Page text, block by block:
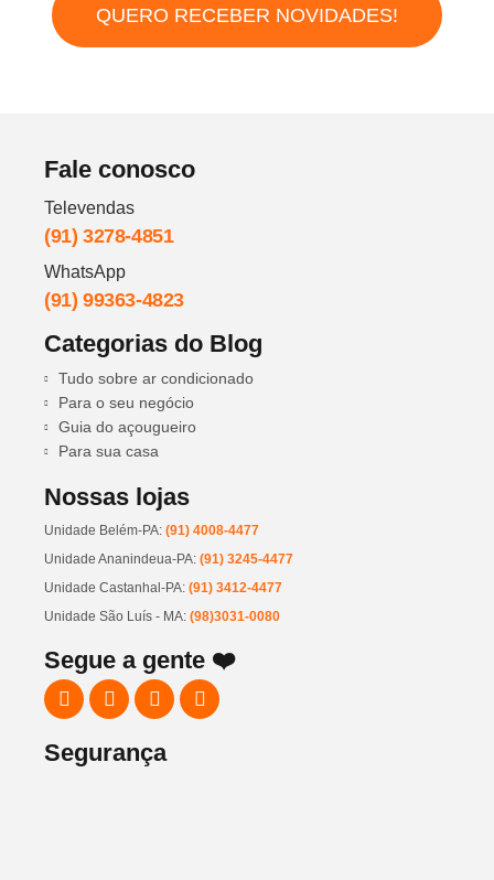
QUERO RECEBER NOVIDADES!
Fale conosco
Televendas
(91) 3278-4851
WhatsApp
(91) 99363-4823
Categorias do Blog
Tudo sobre ar condicionado
Para o seu negócio
Guia do açougueiro
Para sua casa
Nossas lojas
Unidade Belém-PA: (91) 4008-4477
Unidade Ananindeua-PA: (91) 3245-4477
Unidade Castanhal-PA: (91) 3412-4477
Unidade São Luís - MA: (98)3031-0080
Segue a gente ❤️
Segurança